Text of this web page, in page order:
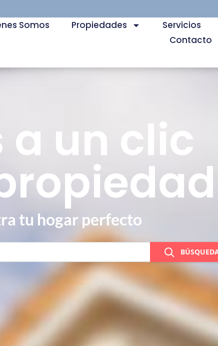
Somos Propiedades
Servicios
Contacto
a un clic
tu hogar perfecto